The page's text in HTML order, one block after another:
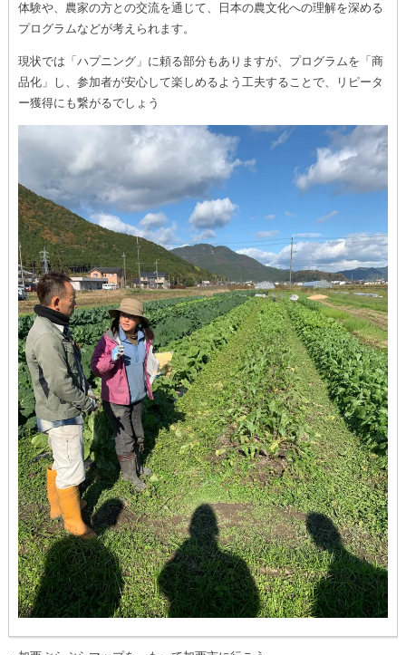
体験や、農家の方との交流を通じて、日本の農文化への理解を深める
プログラムなどが考えられます。
現状では「ハプニング」に頼る部分もありますが、プログラムを「商
品化」し、参加者が安心して楽しめるよう工夫することで、リピータ
ー獲得にも繋がるでしょう